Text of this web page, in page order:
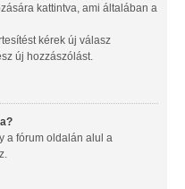
kattintva, ami általában a
kérek új válasz
új hozzászólást.
a fórum oldalán alul a